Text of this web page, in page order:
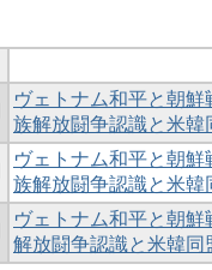
ヴェトナム和平と朝
族解放闘争認識と米韓
ヴェトナム和平と朝
族解放闘争認識と
ヴェトナム和平と朝
解放闘争認識と米韓同